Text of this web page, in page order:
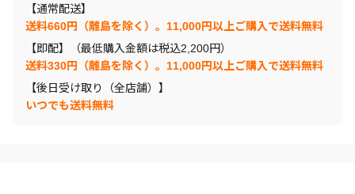
【通常配送】
送料660円（離島を除く）。11,000円以上ご購入で送料無料
【即配】（最低購入金額は税込2,200円）
送料330円（離島を除く）。11,000円以上ご購入で送料無料
【後日受け取り（全店舗）】
いつでも送料無料